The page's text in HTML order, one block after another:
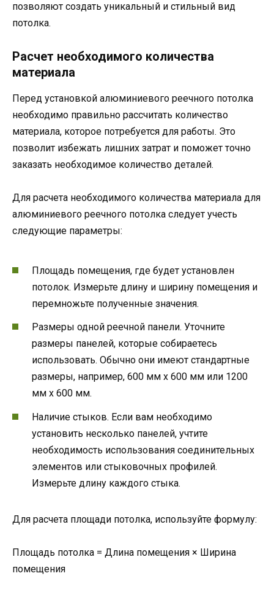
позволяют создать уникальный и стильный вид
потолка.
Расчет необходимого количества
материала
Перед установкой алюминиевого реечного потолка
необходимо правильно рассчитать количество
материала, которое потребуется для работы. Это
позволит избежать лишних затрат и поможет точно
заказать необходимое количество деталей.
Для расчета необходимого количества материала для
алюминиевого реечного потолка следует учесть
следующие параметры:
Площадь помещения, где будет установлен
потолок. Измерьте длину и ширину помещения и
перемножьте полученные значения.
Размеры одной реечной панели. Уточните
размеры панелей, которые собираетесь
использовать. Обычно они имеют стандартные
размеры, например, 600 мм x 600 мм или 1200
мм x 600 мм.
Наличие стыков. Если вам необходимо
установить несколько панелей, учтите
необходимость использования соединительных
элементов или стыковочных профилей.
Измерьте длину каждого стыка.
Для расчета площади потолка, используйте формулу:
Площадь потолка = Длина помещения × Ширина
помещения